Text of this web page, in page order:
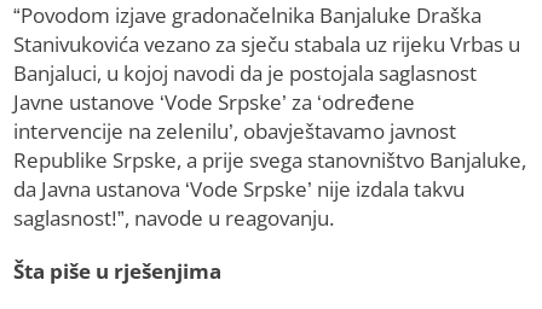
“Povodom izjave gradonačelnika Banjaluke Draška
Stanivukovića vezano za sječu stabala uz rijeku Vrbas u
Banjaluci, u kojoj navodi da je postojala saglasnost
Javne ustanove ‘Vode Srpske’ za ‘određene
intervencije na zelenilu’, obavještavamo javnost
Republike Srpske, a prije svega stanovništvo Banjaluke,
da Javna ustanova ‘Vode Srpske’ nije izdala takvu
saglasnost!”, navode u reagovanju.
Šta piše u rješenjima